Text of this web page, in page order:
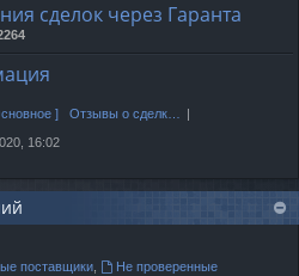
ия
сделок через Гаранта
] Отзывы о сделк…
16:02
поставщики,
Не проверенные